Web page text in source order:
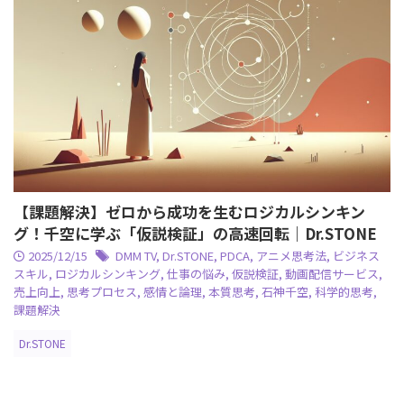
【課題解決】ゼロから成功を生むロジカルシンキン
グ！千空に学ぶ「仮説検証」の高速回転｜Dr.STONE
2025/12/15 DMM TV, Dr.STONE, PDCA, アニメ思考法, ビジネス
スキル, ロジカルシンキング, 仕事の悩み, 仮説検証, 動画配信サービス,
売上向上, 思考プロセス, 感情と論理, 本質思考, 石神千空, 科学的思考,
課題解決
Dr.STONE